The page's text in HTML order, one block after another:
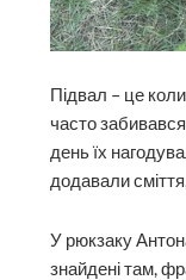
Підвал – це
часто
день їх
додавали
У рюкзаку
знай­дені там,